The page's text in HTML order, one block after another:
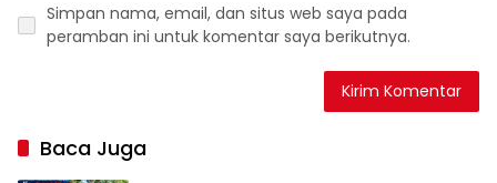
Simpan nama, email, dan situs web saya pada
peramban ini untuk komentar saya berikutnya.
Baca Juga